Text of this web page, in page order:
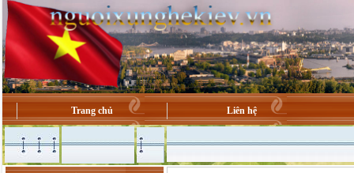
Trang chủ Liên hệ